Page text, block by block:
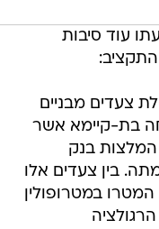
עוד סיבות
צעדים מבניים
בת-קיימא אשר
בנק
בין צעדים אלו
המטרו במטרופולין